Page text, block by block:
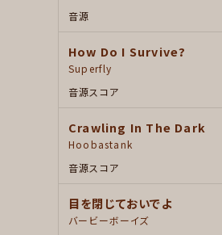
音源
How Do I Survive?
Superfly
音源スコア
Crawling In The Dark
Hoobastank
音源スコア
目を閉じておいでよ
バービーボーイズ